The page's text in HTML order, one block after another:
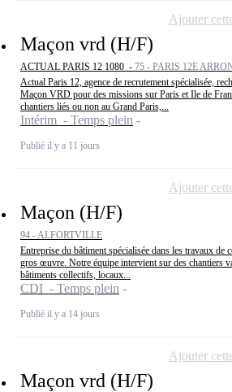
Maçon vrd (H/F)
ACTUAL PARIS 12 1080 - 75 - PARIS 12E
Actual Paris 12, agence de recrutement spécialisée,
Maçon VRD pour des missions sur Paris et Ile de
chantiers liés ou non au Grand Paris,...
Intérim - Temps plein
Publié il y a 11 jours
Ajouter
Maçon (H/F)
94 - ALFORTVILLE
Entreprise du bâtiment spécialisée dans les travaux de
gros œuvre. Notre équipe intervient sur des chantiers
bâtiments collectifs, locaux...
CDI - Temps plein
Publié il y a 14 jours
Ajouter
Maçon vrd (H/F)
Ajouter